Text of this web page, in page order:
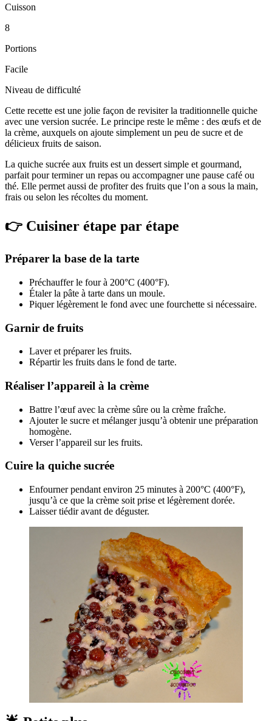
Cuisson
8
Portions
Facile
Niveau de difficulté
Cette recette est une jolie façon de revisiter la traditionnelle quiche
avec une version sucrée. Le principe reste le même : des œufs et de
la crème, auxquels on ajoute simplement un peu de sucre et de
délicieux fruits de saison.
La quiche sucrée aux fruits est un dessert simple et gourmand,
parfait pour terminer un repas ou accompagner une pause café ou
thé. Elle permet aussi de profiter des fruits que l’on a sous la main,
frais ou selon les récoltes du moment.
👉 Cuisiner étape par étape
Préparer la base de la tarte
Préchauffer le four à 200°C (400°F).
Étaler la pâte à tarte dans un moule.
Piquer légèrement le fond avec une fourchette si nécessaire.
Garnir de fruits
Laver et préparer les fruits.
Répartir les fruits dans le fond de tarte.
Réaliser l’appareil à la crème
Battre l’œuf avec la crème sûre ou la crème fraîche.
Ajouter le sucre et mélanger jusqu’à obtenir une préparation
homogène.
Verser l’appareil sur les fruits.
Cuire la quiche sucrée
Enfourner pendant environ 25 minutes à 200°C (400°F),
jusqu’à ce que la crème soit prise et légèrement dorée.
Laisser tiédir avant de déguster.